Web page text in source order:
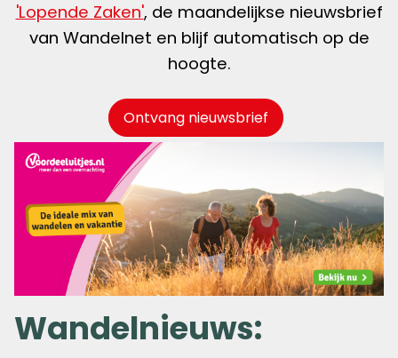
'Lopende Zaken', de maandelijkse nieuwsbrief
van Wandelnet en blijf automatisch op de
hoogte.
Ontvang nieuwsbrief
Wandelnieuws: